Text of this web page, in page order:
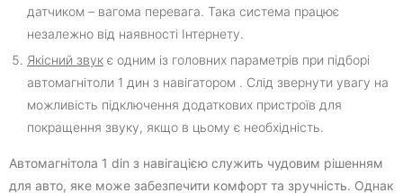
датчиком – вагома перевага. Така система працює
незалежно від наявності Інтернету.
Якісний звук є одним із головних параметрів при підборі
автомагнітоли 1 дин з навігатором . Слід звернути увагу на
можливість підключення додаткових пристроїв для
покращення звуку, якщо в цьому є необхідність.
Автомагнітола 1 din з навігацією служить чудовим рішенням
для авто, яке може забезпечити комфорт та зручність. Однак